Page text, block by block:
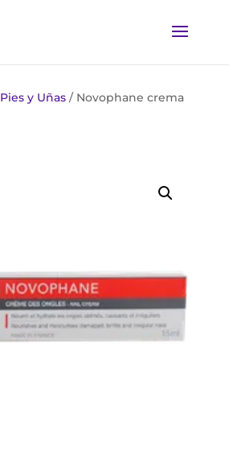
Pies y Uñas/ Novophane crema